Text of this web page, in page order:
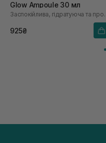
Glow Ampoule 30 мл
925₴